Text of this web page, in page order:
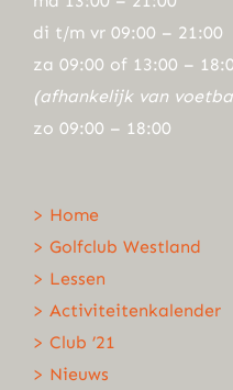
di t/m vr 09:00 – 21:00
za 09:00 of 13:00 –
(afhankelijk van
zo 09:00 – 18:00
> Home
> Golfclub Westland
> Lessen
> Activiteitenkalender
> Club ’21
> Nieuws